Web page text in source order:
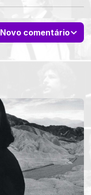
Novo comentário